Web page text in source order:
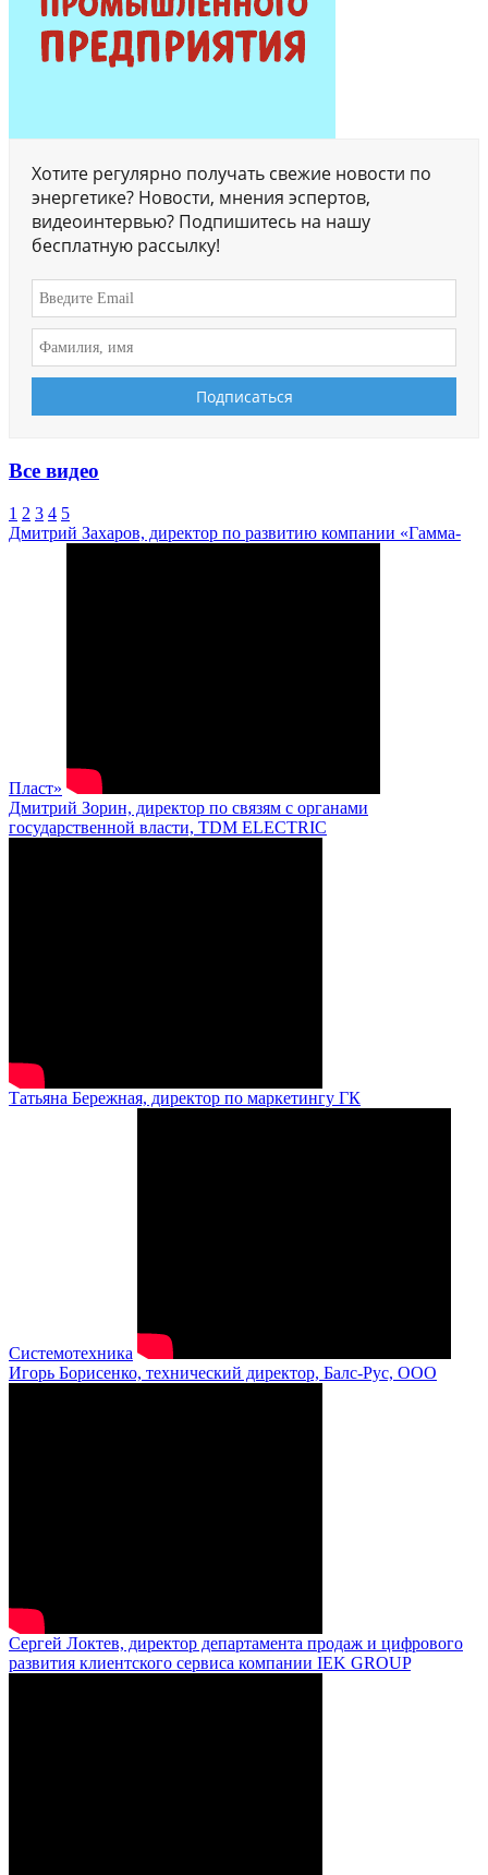
Хотите регулярно получать свежие новости по
энергетике? Новости, мнения эспертов,
видеоинтервью? Подпишитесь на нашу
бесплатную рассылку!
Все видео
1 2 3 4 5
Дмитрий Захаров, директор по развитию компании «Гамма-
Пласт»
Дмитрий Зорин, директор по связям с органами
государственной власти, TDM ELECTRIC
Татьяна Бережная, директор по маркетингу ГК
Системотехника
Игорь Борисенко, технический директор, Балс-Рус, ООО
Сергей Локтев, директор департамента продаж и цифрового
развития клиентского сервиса компании IEK GROUP